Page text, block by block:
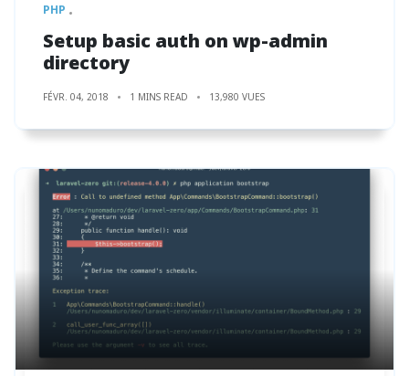
PHP
Setup basic auth on wp-admin
directory
FÉVR. 04, 2018 1 MINS READ 13,980 VUES